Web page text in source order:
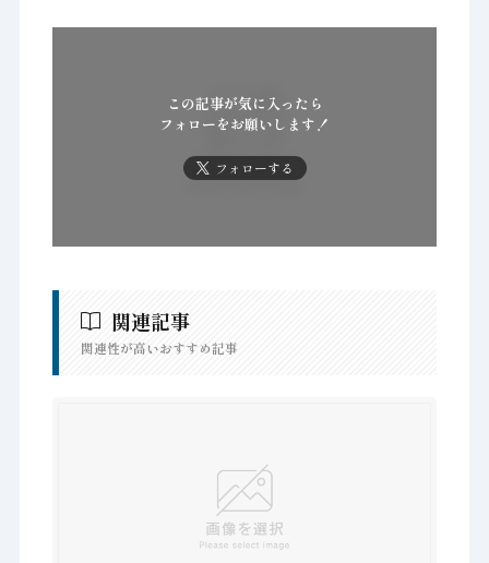
この記事が気に入ったら
フォローをお願いします！
フォローする
関連記事
関連性が高いおすすめ記事